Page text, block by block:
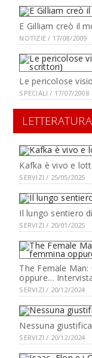
E Gilliam creò il
NOTIZIE / 17/08/2009
Le pericolose
SPECIALI / 17/07/2008
LETTERATURA
Kafka è vivo e
SERVIZI / 25/05/2025
Il lungo sentiero
SERVIZI / 20/01/2025
The Female
oppure…
SERVIZI / 20/12/2024
Nessuna
SERVIZI / 20/12/2024